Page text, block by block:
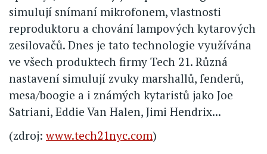
simulují snímaní mikrofonem, vlastnosti
reproduktoru a chování lampových kytarových
zesilovačů. Dnes je tato technologie využívána
ve všech produktech firmy Tech 21. Různá
nastavení simulují zvuky marshallů, fenderů,
mesa/boogie a i známých kytaristů jako Joe
Satriani, Eddie Van Halen, Jimi Hendrix...
(zdroj:www.tech21nyc.com)